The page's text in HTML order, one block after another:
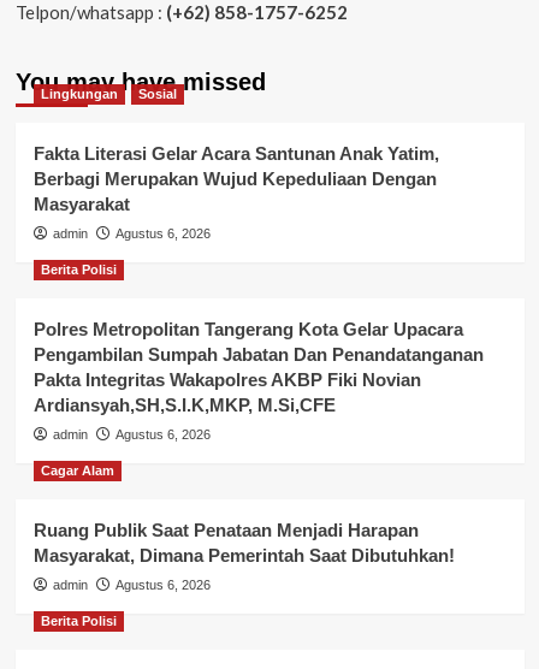
Telpon/whatsapp : (+62) 858-1757-6252
You may have missed
Lingkungan Sosial
Fakta Literasi Gelar Acara Santunan Anak Yatim,
Berbagi Merupakan Wujud Kepeduliaan Dengan
Masyarakat
admin Agustus 6, 2026
Berita Polisi
Polres Metropolitan Tangerang Kota Gelar Upacara
Pengambilan Sumpah Jabatan Dan Penandatanganan
Pakta Integritas Wakapolres AKBP Fiki Novian
Ardiansyah,SH,S.I.K,MKP, M.Si,CFE
admin Agustus 6, 2026
Cagar Alam
Ruang Publik Saat Penataan Menjadi Harapan
Masyarakat, Dimana Pemerintah Saat Dibutuhkan!
admin Agustus 6, 2026
Berita Polisi